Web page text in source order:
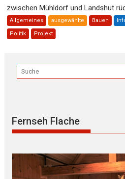
zwischen Mühldorf und Landshut
Allgemeines ausgewählte Bauen
Politik Projekt
Fernseh Flache